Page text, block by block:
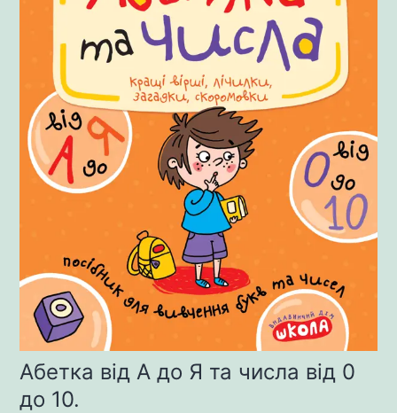
Абетка від А до Я та числа від 0
до 10.